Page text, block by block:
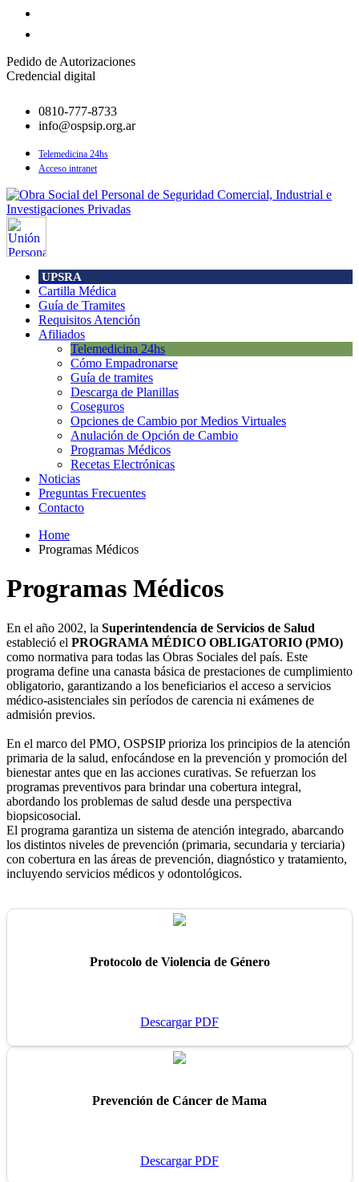
Pedido de Autorizaciones
Credencial digital
0810-777-8733
info@ospsip.org.ar
Telemedicina 24hs
Acceso intranet
UPSRA
Cartilla Médica
Guía de Tramites
Requisitos Atención
Afiliados
Telemedicina 24hs
Cómo Empadronarse
Guía de tramites
Descarga de Planillas
Coseguros
Opciones de Cambio por Medios Virtuales
Anulación de Opción de Cambio
Programas Médicos
Recetas Electrónicas
Noticias
Preguntas Frecuentes
Contacto
Home
Programas Médicos
Programas Médicos
En el año 2002, la Superintendencia de Servicios de Salud
estableció el PROGRAMA MÉDICO OBLIGATORIO (PMO)
como normativa para todas las Obras Sociales del país. Este
programa define una canasta básica de prestaciones de cumplimiento
obligatorio, garantizando a los beneficiarios el acceso a servicios
médico-asistenciales sin períodos de carencia ni exámenes de
admisión previos.
En el marco del PMO, OSPSIP prioriza los principios de la atención
primaria de la salud, enfocándose en la prevención y promoción del
bienestar antes que en las acciones curativas. Se refuerzan los
programas preventivos para brindar una cobertura integral,
abordando los problemas de salud desde una perspectiva
biopsicosocial.
El programa garantiza un sistema de atención integrado, abarcando
los distintos niveles de prevención (primaria, secundaria y terciaria)
con cobertura en las áreas de prevención, diagnóstico y tratamiento,
incluyendo servicios médicos y odontológicos.
Protocolo de Violencia de Género
Descargar PDF
Prevención de Cáncer de Mama
Descargar PDF